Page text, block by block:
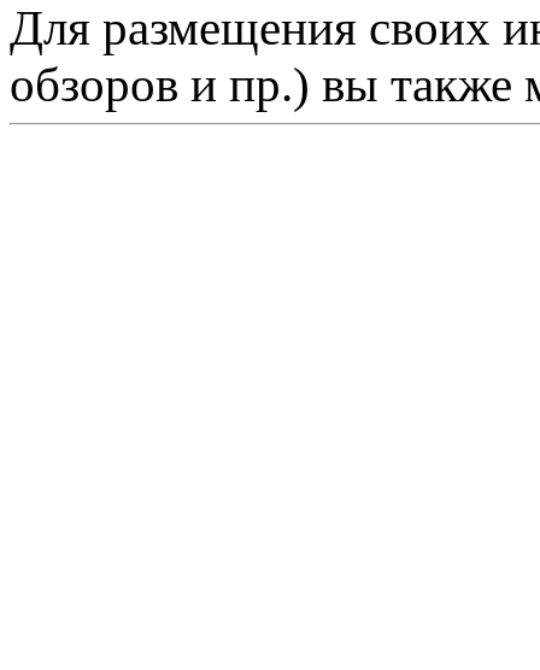
Для размещения своих
обзоров и пр.) вы также